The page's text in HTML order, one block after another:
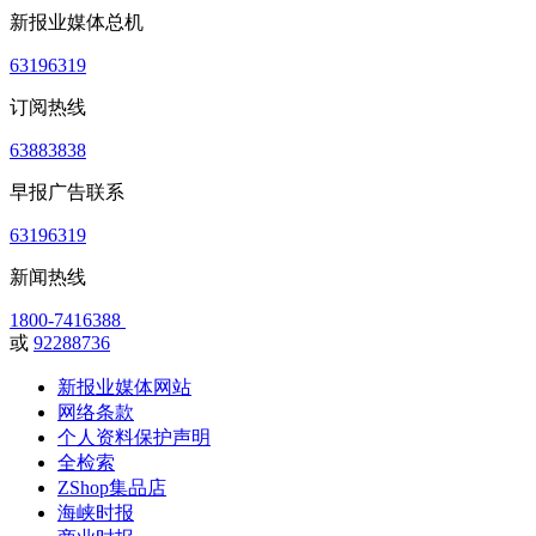
新报业媒体总机
63196319
订阅热线
63883838
早报广告联系
63196319
新闻热线
1800-7416388
或 92288736
新报业媒体网站
网络条款
个人资料保护声明
全检索
ZShop集品店
海峡时报